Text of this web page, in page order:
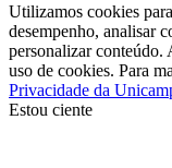
Utilizamos cookies
desempenho, analisar
personalizar conteúdo.
uso de cookies. Para
Privacidade da
Estou ciente